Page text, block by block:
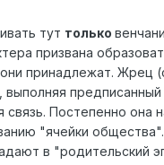
тут только
призвана
принадлежат. Жрец
предписанный
связь. Постепенно она
"ячейки
в "родительский